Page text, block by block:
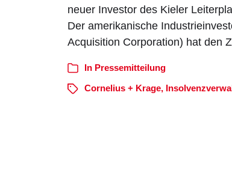
neuer Investor des Kieler
Der amerikanische
Acquisition Corporation) hat den
In Pressemitteilung
Cornelius + Krage,